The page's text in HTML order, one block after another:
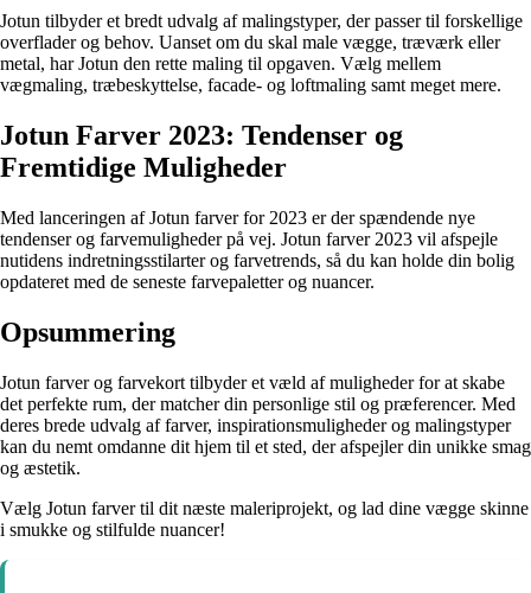
Jotun tilbyder et bredt udvalg af malingstyper, der passer til forskellige
overflader og behov. Uanset om du skal male vægge, træværk eller
metal, har Jotun den rette maling til opgaven. Vælg mellem
vægmaling, træbeskyttelse, facade- og loftmaling samt meget mere.
Jotun Farver 2023: Tendenser og
Fremtidige Muligheder
Med lanceringen af Jotun farver for 2023 er der spændende nye
tendenser og farvemuligheder på vej. Jotun farver 2023 vil afspejle
nutidens indretningsstilarter og farvetrends, så du kan holde din bolig
opdateret med de seneste farvepaletter og nuancer.
Opsummering
Jotun farver og farvekort tilbyder et væld af muligheder for at skabe
det perfekte rum, der matcher din personlige stil og præferencer. Med
deres brede udvalg af farver, inspirationsmuligheder og malingstyper
kan du nemt omdanne dit hjem til et sted, der afspejler din unikke smag
og æstetik.
Vælg Jotun farver til dit næste maleriprojekt, og lad dine vægge skinne
i smukke og stilfulde nuancer!